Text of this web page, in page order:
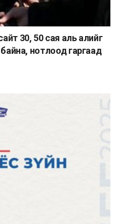
30, 50 сая аль алийг
байна, нотлоод гаргаад